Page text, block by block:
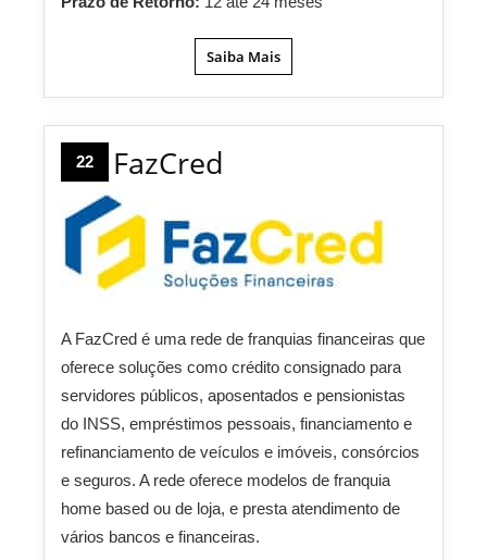
Saiba Mais
22 FazCred
A FazCred é uma rede de franquias financeiras que
oferece soluções como crédito consignado para
servidores públicos, aposentados e pensionistas
do INSS, empréstimos pessoais, financiamento e
refinanciamento de veículos e imóveis, consórcios
e seguros. A rede oferece modelos de franquia
home based ou de loja, e presta atendimento de
vários bancos e financeiras.